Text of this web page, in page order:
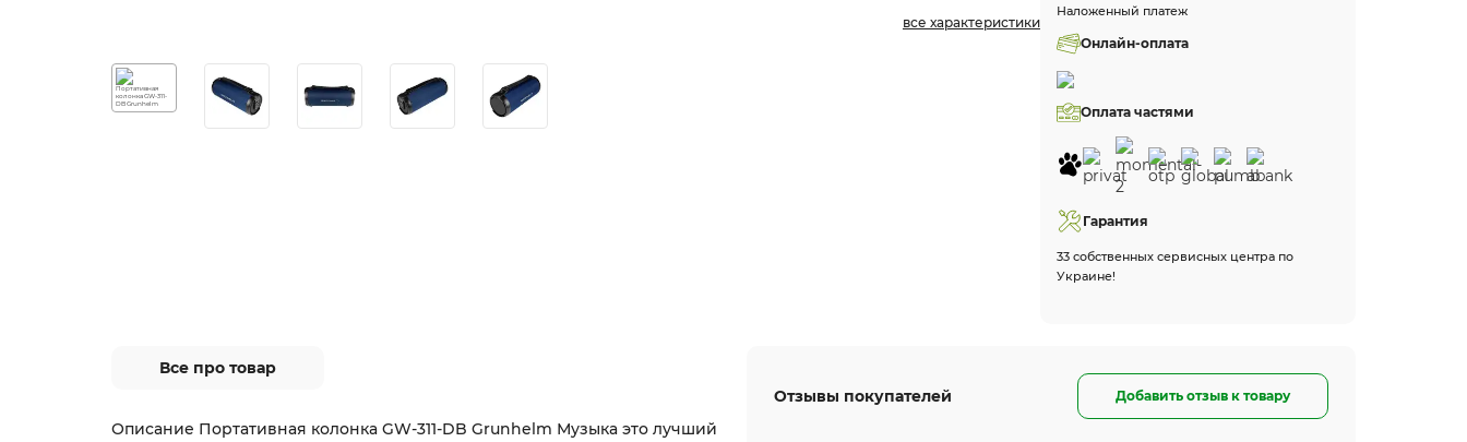
все характеристики
Наложенный платеж
Онлайн-оплата
Оплата частями
Гарантия
33 собственных сервисных центра по
Украине!
Все про товар
Описание Портативная колонка GW-311-DB Grunhelm Музыка это лучший
Отзывы покупателей Добавить отзыв к товару